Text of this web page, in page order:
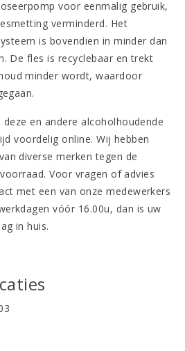
voor eenmalig gebruik,
verminderd. Het
is bovendien in minder dan
De fles is recyclebaar en trekt
minder wordt, waardoor
en andere alcoholhoudende
voordelig online. Wij hebben
diverse merken tegen de
Voor vragen of advies
met een van onze medewerkers
vóór 16.00u, dan is uw
in huis.